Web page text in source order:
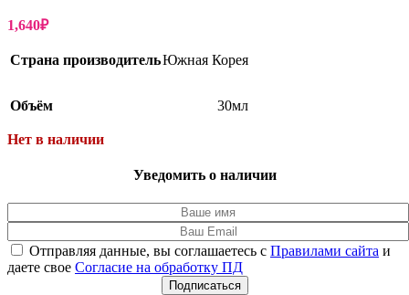
1,640₽
Страна производительЮжная Корея
Объём 30мл
Нет в наличии
Уведомить о наличии
Отправляя данные, вы соглашаетесь с Правилами сайта и
даете свое Согласие на обработку ПД
Подписаться